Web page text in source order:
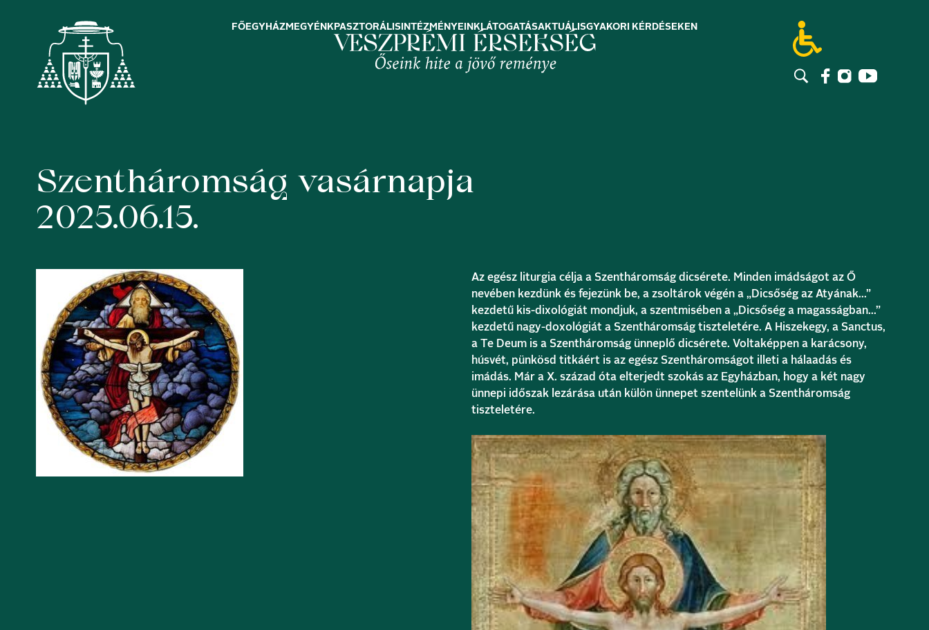
FŐEGYHÁZMEGYÉNK PASZTORÁLIS INTÉZMÉNYEINK LÁTOGATÁSAKTUÁLISGYAKORI KÉRDÉSEK EN
Szentháromság vasárnapja
2025.06.15.
Az egész liturgia célja a Szentháromság dicsérete. Minden imádságot az Ő
nevében kezdünk és fejezünk be, a zsoltárok végén a „Dicsőség az Atyának…”
kezdetű kis-dixológiát mondjuk, a szentmisében a „Dicsőség a magasságban…”
kezdetű nagy-doxológiát a Szentháromság tiszteletére. A Hiszekegy, a Sanctus,
a Te Deum is a Szentháromság ünneplő dicsérete. Voltaképpen a karácsony,
húsvét, pünkösd titkáért is az egész Szentháromságot illeti a hálaadás és
imádás. Már a X. század óta elterjedt szokás az Egyházban, hogy a két nagy
ünnepi időszak lezárása után külön ünnepet szentelünk a Szentháromság
tiszteletére.